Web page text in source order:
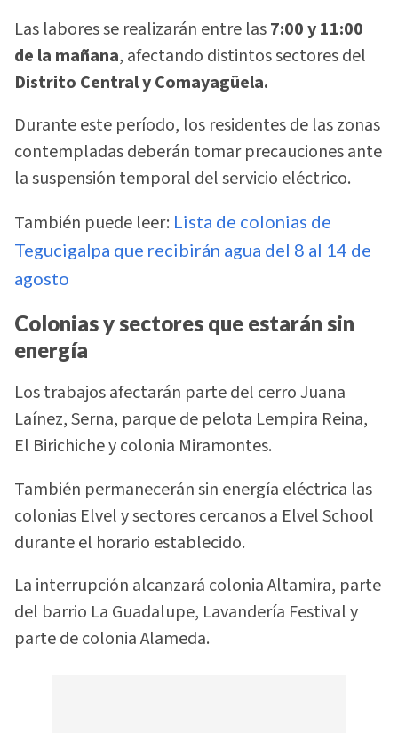
Las labores se realizarán entre las7:00 y 11:00
de la mañana, afectando distintos sectores del
Distrito Central y Comayagüela.
Durante este período, los residentes de las zonas
contempladas deberán tomar precauciones ante
la suspensión temporal del servicio eléctrico.
También puede leer: Lista de colonias de
Tegucigalpa que recibirán agua del 8 al 14 de
agosto
Colonias y sectores que estarán sin
energía
Los trabajos afectarán parte del cerro Juana
Laínez, Serna, parque de pelota Lempira Reina,
El Birichiche y colonia Miramontes.
También permanecerán sin energía eléctrica las
colonias Elvel y sectores cercanos a Elvel School
durante el horario establecido.
La interrupción alcanzará colonia Altamira, parte
del barrio La Guadalupe, Lavandería Festival y
parte de colonia Alameda.